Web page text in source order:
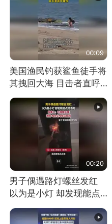
00:09
美国渔民钓获鲨鱼徒手将
其拽回大海 目击者直呼
震惊 （视频来源：参考
消息）
00:20
男子偶遇路灯螺丝发红
以为是小灯 却发现能点
燃香烟 当事人：已报警
处理